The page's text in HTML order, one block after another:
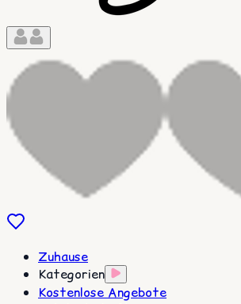
Zuhause
Kategorien
Kostenlose Angebote